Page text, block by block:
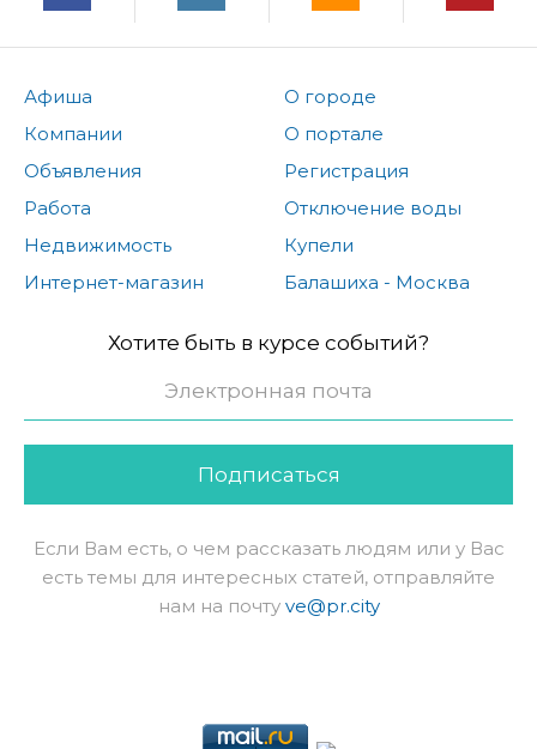
Афиша
Компании
Объявления
Работа
Недвижимость
Интернет-магазин
О городе
О портале
Регистрация
Отключение воды
Купели
Балашиха - Москва
Хотите быть в курсе событий?
Подписаться
Если Вам есть, о чем рассказать людям или у Вас
есть темы для интересных статей, отправляйте
нам на почту ve@pr.city